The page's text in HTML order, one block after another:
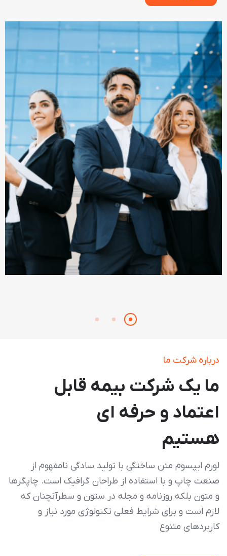
درباره شرکت ما
ما یک شرکت بیمه قابل
اعتماد و حرفه ای
هستیم
لورم ایپسوم متن ساختگی با تولید سادگی نامفهوم از
صنعت چاپ و با استفاده از طراحان گرافیک است. چاپگرها
و متون بلکه روزنامه و مجله در ستون و سطرآنچنان که
لازم است و برای شرایط فعلی تکنولوژی مورد نیاز و
کاربردهای متنوع